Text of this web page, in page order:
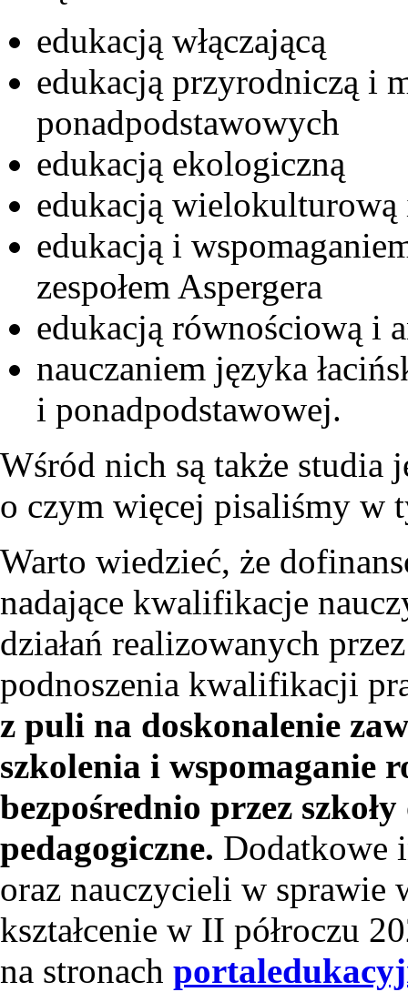
edukacją włączającą
edukacją przyrodniczą i
ponadpodstawowych
edukacją ekologiczną
edukacją
edukacją i
zespołem Aspergera
edukacją równościową i
nauczaniem języka
i ponadpodstawowej.
Wśród nich są także studia
o czym więcej pisaliśmy w
Warto wiedzieć, że
nadające kwalifikacje
działań realizowanych
podnoszenia kwalifikacji
z puli na doskonalenie
szkolenia i wspomaganie
bezpośrednio przez
pedagogiczne. Dodatkowe
oraz nauczycieli w sprawie
kształcenie w II półroczu
na stronach